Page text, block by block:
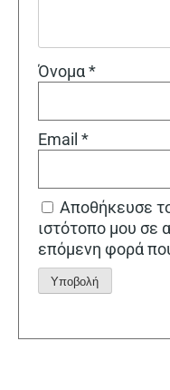
Όνομα*
Email *
Αποθήκευσε
ιστότοπο μου σε
επόμενη φορά